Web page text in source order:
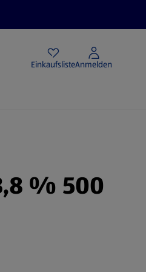
EinkaufslisteAnmelden
% 500